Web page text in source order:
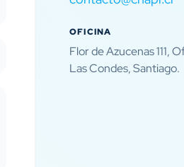
OFICINA
Flor de Azucenas 111,
Las Condes, Santiago.